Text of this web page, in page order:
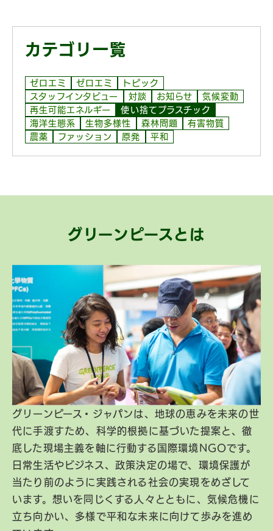
カテゴリ一覧
ゼロエミ ゼロエミ
トピック
スタッフインタビュー
対談 お知らせ
気候変動
再生可能エネルギー
使い捨てプラスチック
海洋生態系
生物多様性 森林問題
有害物質
農薬
ファッション 原発 平和
グリーンピースとは
グリーンピース・ジャパンは、地球の恵みを未来の世
代に手渡すため、科学的根拠に基づいた提案と、徹
底した現場主義を軸に行動する国際環境NGOです。
日常生活やビジネス、政策決定の場で、環境保護が
当たり前のように実践される社会の実現をめざして
います。想いを同じくする人々とともに、気候危機に
立ち向かい、多様で平和な未来に向けて歩みを進め